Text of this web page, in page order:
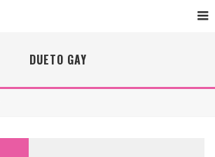
DUETO GAY